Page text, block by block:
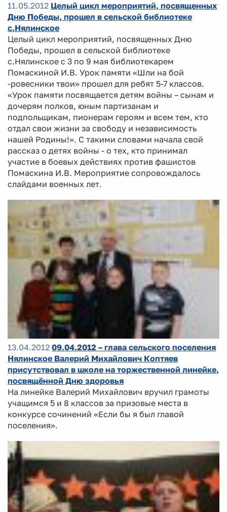
11.05.2012 Целый цикл мероприятий, посвященных
Дню Победы, прошел в сельской библиотеке
с.Нялинское
Целый цикл мероприятий, посвященных Дню
Победы, прошел в сельской библиотеке
с.Нялинское с 3 по 9 мая библиотекарем
Помаскиной И.В. Урок памяти «Шли на бой
-ровесники твои» прошел для ребят 5-7 классов.
«Урок памяти посвящается детям войны – сынам и
дочерям полков, юным партизанам и
подпольщикам, пионерам героям и всем тем, кто
отдал свои жизни за свободу и независимость
нашей Родины!». С такими словами начала свой
рассказ о детях войны - о тех, кто принимал
участие в боевых действиях против фашистов
Помаскина И.В. Мероприятие сопровождалось
слайдами военных лет.
13.04.2012 09.04.2012 – глава сельского поселения
Нялинское Валерий Михайлович Коптяев
присутствовал в школе на торжественной линейке,
посвящённой Дню здоровья
На линейке Валерий Михайлович вручил грамоты
учащимся 5 и 8 классов за призовые места в
конкурсе сочинений «Если бы я был главой
поселения».